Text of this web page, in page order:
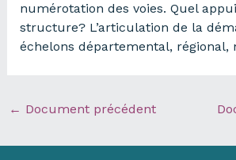
numérotation des voies. Quel
structure? L’articulation de la
échelons départemental, régional,
← Document précédent